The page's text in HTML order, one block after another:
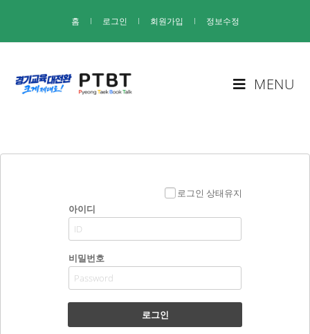
홈 I 로그인 I 회원가입 I 정보수정
MENU
로그인 상태유지
아이디
비밀번호
로그인